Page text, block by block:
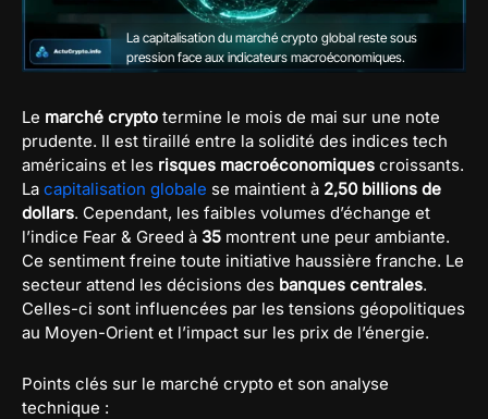
La capitalisation du marché crypto global reste sous
pression face aux indicateurs macroéconomiques.
Le marché crypto termine le mois de mai sur une note
prudente. Il est tiraillé entre la solidité des indices tech
américains et les risques macroéconomiques croissants.
La capitalisation globale se maintient à 2,50 billions de
dollars. Cependant, les faibles volumes d’échange et
l’indice Fear & Greed à 35 montrent une peur ambiante.
Ce sentiment freine toute initiative haussière franche. Le
secteur attend les décisions des banques centrales.
Celles-ci sont influencées par les tensions géopolitiques
au Moyen-Orient et l’impact sur les prix de l’énergie.
Points clés sur le marché crypto et son analyse
technique :